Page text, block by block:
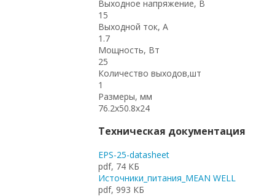
Выходное напряжение, В
15
Выходной ток, А
1.7
Мощность, Вт
25
Количество выходов,шт
1
Размеры, мм
76.2x50.8x24
Техническая документация
EPS-25-datasheet
pdf, 74 КБ
Источники_питания_MEAN WELL
pdf, 993 КБ